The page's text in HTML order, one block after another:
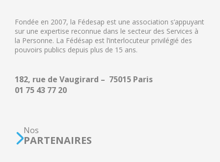
Fondée en 2007, la Fédesap est une association s’appuyant
sur une expertise reconnue dans le secteur des Services à
la Personne. La Fédésap est l’interlocuteur privilégié des
pouvoirs publics depuis plus de 15 ans.
182, rue de Vaugirard – 75015 Paris
01 75 43 77 20
Nos
PARTENAIRES